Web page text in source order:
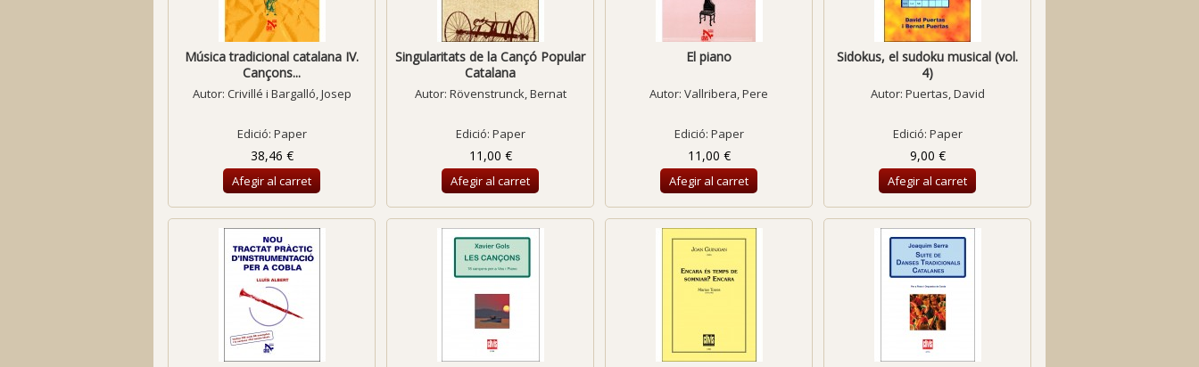
Música tradicional catalana IV.
Cançons...
Autor: Crivillé i Bargalló, Josep
Edició: Paper
38,46 €
Afegir al carret
Singularitats de la Cançó Popular
Catalana
Autor: Rövenstrunck, Bernat
Edició: Paper
11,00 €
Afegir al carret
El piano
Autor: Vallribera, Pere
Edició: Paper
11,00 €
Afegir al carret
Sidokus, el sudoku musical (vol.
4)
Autor: Puertas, David
Edició: Paper
9,00 €
Afegir al carret